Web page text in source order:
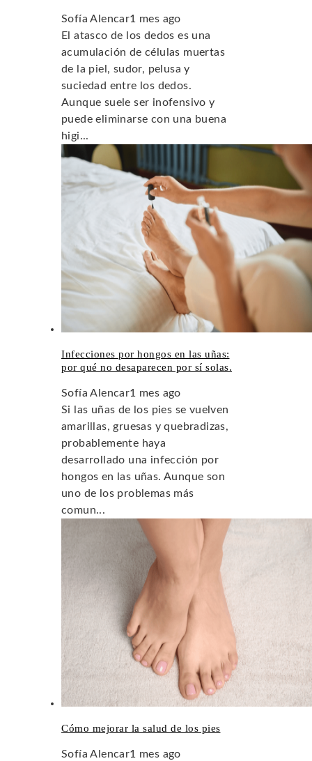
Sofía Alencar1 mes ago
El atasco de los dedos es una
acumulación de células muertas
de la piel, sudor, pelusa y
suciedad entre los dedos.
Aunque suele ser inofensivo y
puede eliminarse con una buena
higi...
Infecciones por hongos en las uñas:
por qué no desaparecen por sí solas.
Sofía Alencar1 mes ago
Si las uñas de los pies se vuelven
amarillas, gruesas y quebradizas,
probablemente haya
desarrollado una infección por
hongos en las uñas. Aunque son
uno de los problemas más
comun...
Cómo mejorar la salud de los pies
Sofía Alencar1 mes ago